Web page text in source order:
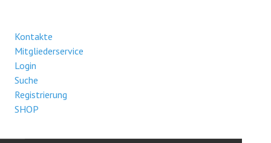
Kontakte
Mitgliederservice
Login
Suche
Registrierung
SHOP